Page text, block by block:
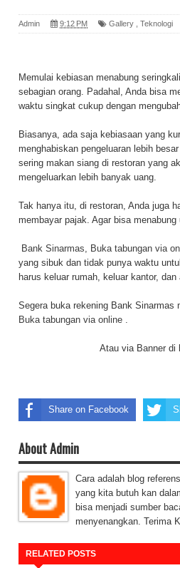
Admin 9:12 PM Gallery Teknologi
Memulai kebiasan menabung
sebagian orang. Padahal, Anda bisa
waktu singkat cukup dengan
Biasanya, ada saja kebiasaan yang
menghabiskan pengeluaran lebih
sering makan siang di restoran yang
mengeluarkan lebih banyak uang.
Tak hanya itu, di restoran, Anda juga
membayar pajak. Agar bisa
Bank Sinarmas, Buka tabungan via
yang sibuk dan tidak punya waktu
harus keluar rumah, keluar kantor, dan
Segera buka rekening Bank Sinarmas
Buka tabungan via online .
Atau via Banner di
Share on Facebook
About Admin
Cara adalah blog
yang kita butuh kan
bisa menjadi sumber
menyenangkan. Terima
RELATED POSTS